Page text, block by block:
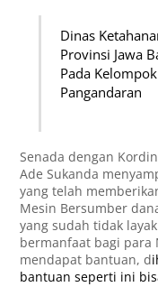
Dinas
Provinsi Jawa
Pada
Pangandaran
Senada dengan
Ade Sukanda
yang telah
Mesin Bersumber
yang sudah tidak
bermanfaat bagi para
mendapat bantuan, d
bantuan seperti ini